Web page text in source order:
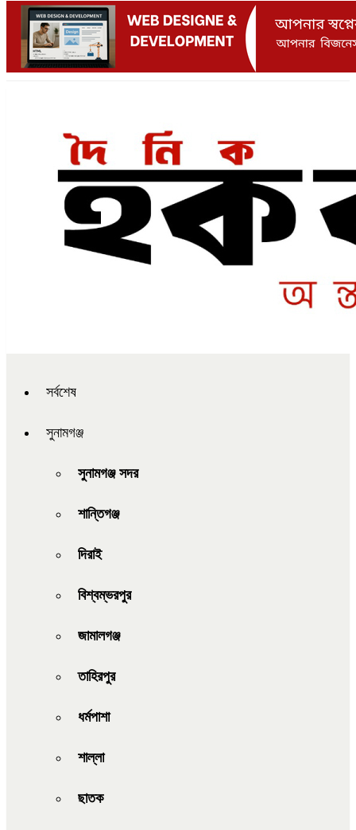
সর্বশেষ
সুনামগঞ্জ
সুনামগঞ্জ সদর
শান্তিগঞ্জ
দিরাই
বিশ্বম্ভরপুর
জামালগঞ্জ
তাহিরপুর
ধর্মপাশা
শাল্লা
ছাতক